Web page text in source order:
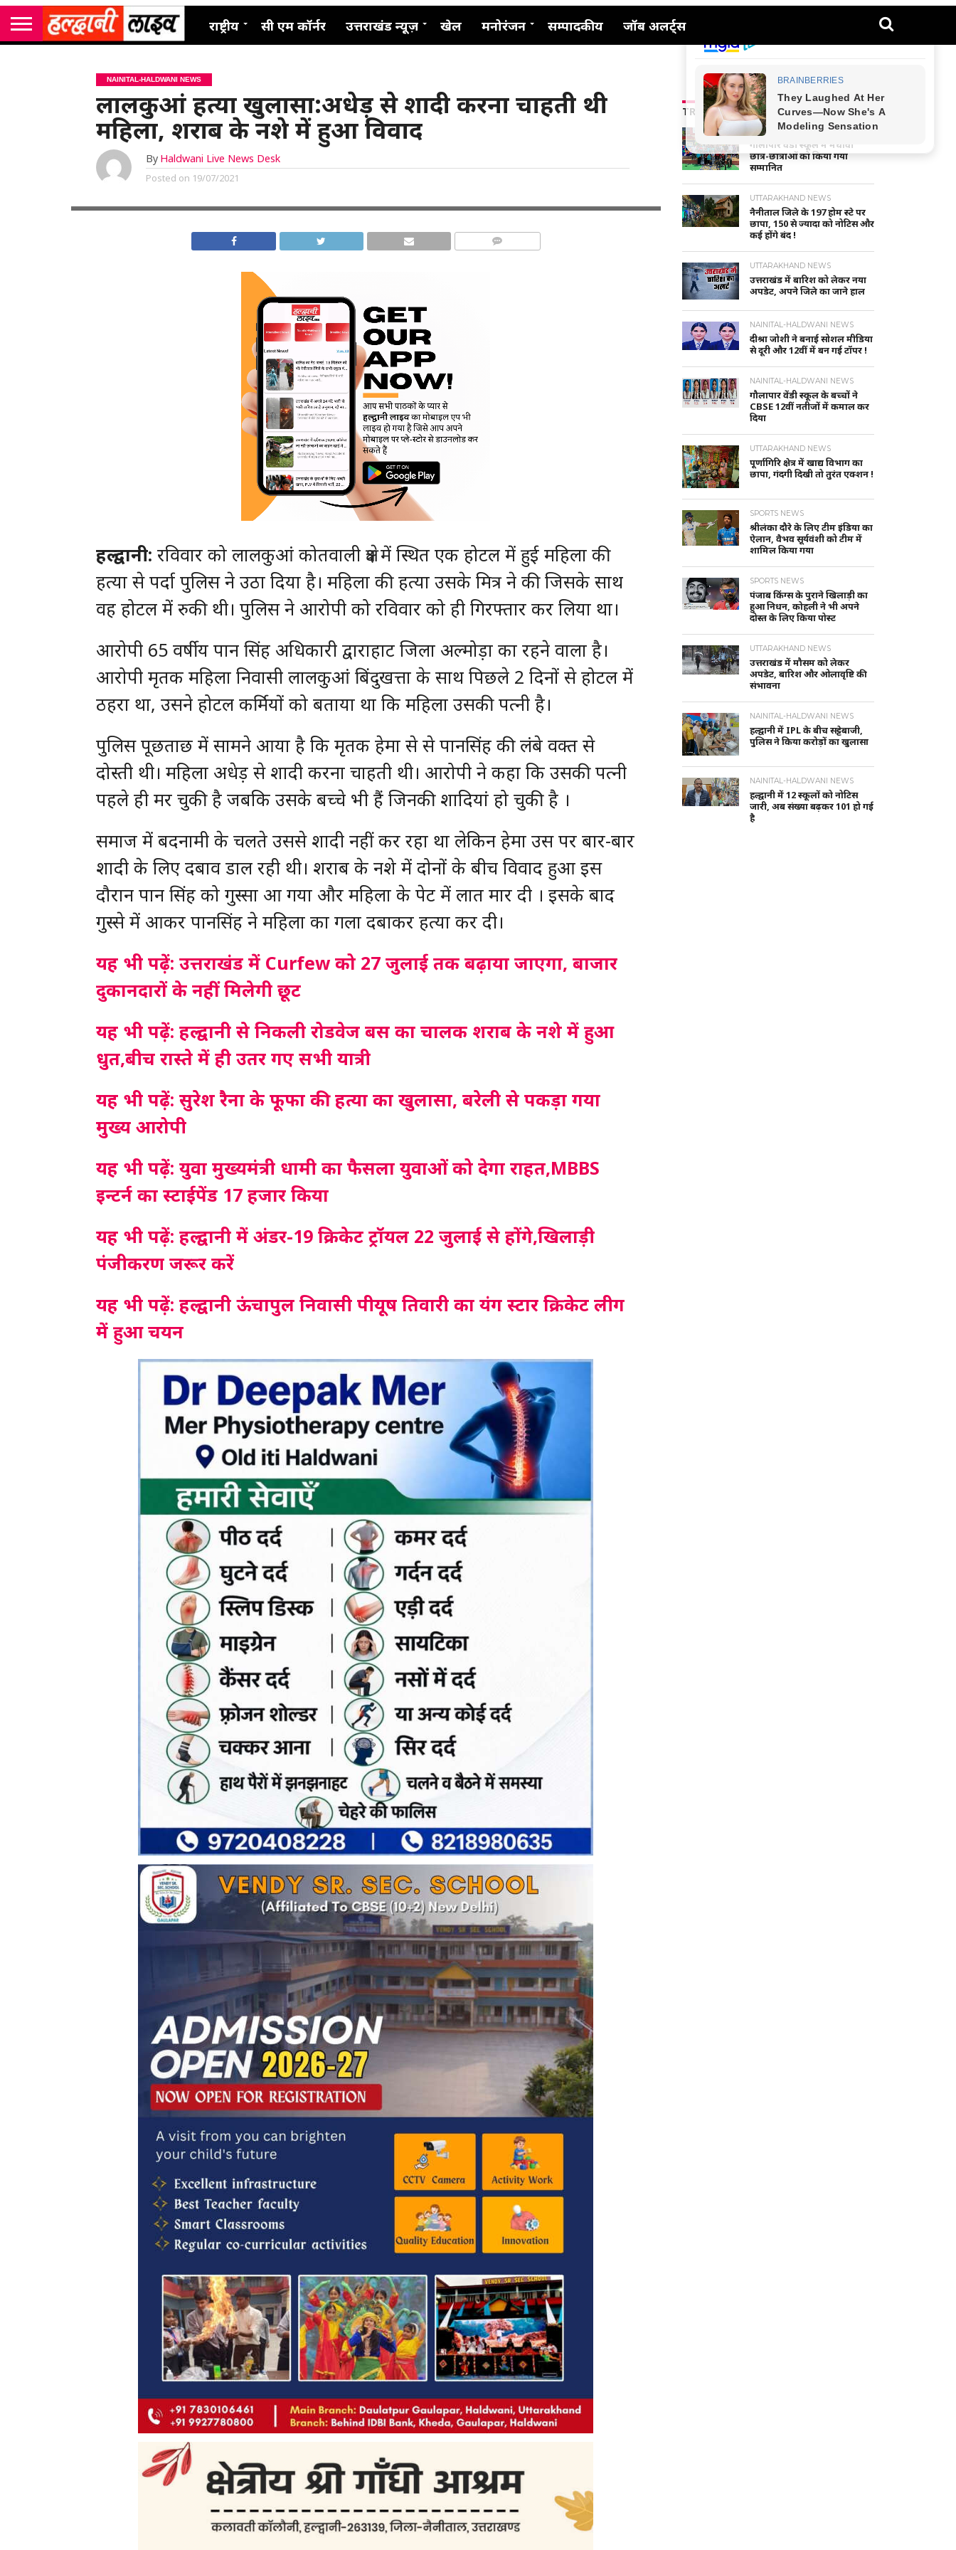
राष्ट्रीय सी एम कॉर्नर उत्तराखंड न्यूज़ खेल मनोरंजन सम्पादकीय जॉब अलर्ट्स
NAINITAL-HALDWANI NEWS
लालकुआं हत्या खुलासा:अधेड़ से शादी करना चाहती थी
महिला, शराब के नशे में हुआ विवाद
By Haldwani Live News Desk
Posted on 19/07/2021
हल्द्वानी: रविवार को लालकुआं कोतवाली क्षेत्र में स्थित एक होटल में हुई महिला की
हत्या से पर्दा पुलिस ने उठा दिया है। महिला की हत्या उसके मित्र ने की जिसके साथ
वह होटल में रुकी थी। पुलिस ने आरोपी को रविवार को ही गिरफ्तार कर लिया था।
आरोपी 65 वर्षीय पान सिंह अधिकारी द्वाराहाट जिला अल्मोड़ा का रहने वाला है।
आरोपी मृतक महिला निवासी लालकुआं बिंदुखत्ता के साथ पिछले 2 दिनों से होटल में
ठहरा था, उसने होटल कर्मियों को बताया था कि महिला उसकी पत्नी है।
पुलिस पूछताछ में सामने आया है कि मृतक हेमा से से पानसिंह की लंबे वक्त से
दोस्ती थी। महिला अधेड़ से शादी करना चाहती थी। आरोपी ने कहा कि उसकी पत्नी
पहले ही मर चुकी है जबकि उसके बच्चे भी हैं जिनकी शादियां हो चुकी है ।
समाज में बदनामी के चलते उससे शादी नहीं कर रहा था लेकिन हेमा उस पर बार-बार
शादी के लिए दबाव डाल रही थी। शराब के नशे में दोनों के बीच विवाद हुआ इस
दौरान पान सिंह को गुस्सा आ गया और महिला के पेट में लात मार दी । इसके बाद
गुस्से में आकर पानसिंह ने महिला का गला दबाकर हत्या कर दी।
यह भी पढ़ें: उत्तराखंड में Curfew को 27 जुलाई तक बढ़ाया जाएगा, बाजार
दुकानदारों के नहीं मिलेगी छूट
यह भी पढ़ें: हल्द्वानी से निकली रोडवेज बस का चालक शराब के नशे में हुआ
धुत,बीच रास्ते में ही उतर गए सभी यात्री
यह भी पढ़ें: सुरेश रैना के फूफा की हत्या का खुलासा, बरेली से पकड़ा गया
मुख्य आरोपी
यह भी पढ़ें: युवा मुख्यमंत्री धामी का फैसला युवाओं को देगा राहत,MBBS
इन्टर्न का स्टाईपेंड 17 हजार किया
यह भी पढ़ें: हल्द्वानी में अंडर-19 क्रिकेट ट्रॉयल 22 जुलाई से होंगे,खिलाड़ी
पंजीकरण जरूर करें
यह भी पढ़ें: हल्द्वानी ऊंचापुल निवासी पीयूष तिवारी का यंग स्टार क्रिकेट लीग
में हुआ चयन
TRENDING NEWS
NAINITAL-HALDWANI NEWS
गौलापार वैंडी स्कूल में मेधावी
छात्र-छात्राओं को किया गया
सम्मानित
UTTARAKHAND NEWS
नैनीताल जिले के 197 होम स्टे पर
छापा, 150 से ज्यादा को नोटिस और
कई होंगे बंद !
UTTARAKHAND NEWS
उत्तराखंड में बारिश को लेकर नया
अपडेट, अपने जिले का जाने हाल
NAINITAL-HALDWANI NEWS
दीश्रा जोशी ने बनाई सोशल मीडिया
से दूरी और 12वीं में बन गई टॉपर !
NAINITAL-HALDWANI NEWS
गौलापार वेंडी स्कूल के बच्चों ने
CBSE 12वीं नतीजों में कमाल कर
दिया
UTTARAKHAND NEWS
पूर्णागिरि क्षेत्र में खाद्य विभाग का
छापा, गंदगी दिखी तो तुरंत एक्शन !
SPORTS NEWS
श्रीलंका दौरे के लिए टीम इंडिया का
ऐलान, वैभव सूर्यवंशी को टीम में
शामिल किया गया
SPORTS NEWS
पंजाब किंग्स के पुराने खिलाड़ी का
हुआ निधन, कोहली ने भी अपने
दोस्त के लिए किया पोस्ट
UTTARAKHAND NEWS
उत्तराखंड में मौसम को लेकर
अपडेट, बारिश और ओलावृष्टि की
संभावना
NAINITAL-HALDWANI NEWS
हल्द्वानी में IPL के बीच सट्टेबाजी,
पुलिस ने किया करोड़ों का खुलासा
NAINITAL-HALDWANI NEWS
हल्द्वानी में 12 स्कूलों को नोटिस
जारी, अब संख्या बढ़कर 101 हो गई
है